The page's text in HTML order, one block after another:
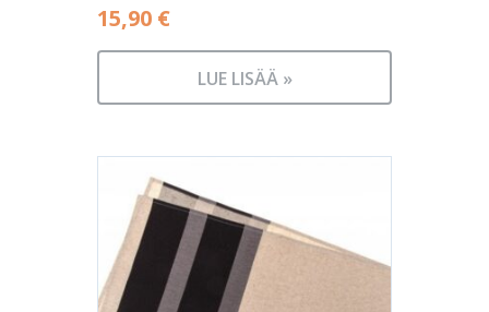
15,90 €
LUE LISÄÄ »